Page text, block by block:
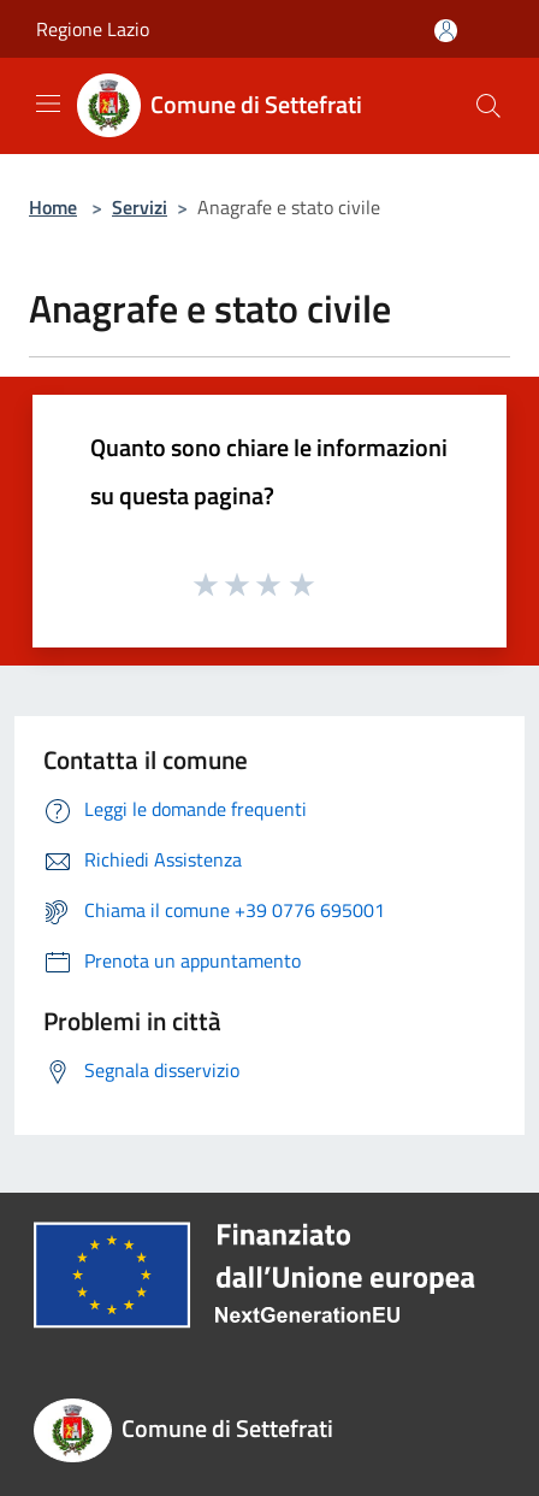
Regione Lazio
Comune di Settefrati
Home > Servizi > Anagrafe e stato civile
Anagrafe e stato civile
Quanto sono chiare le informazioni
su questa pagina?
Contatta il comune
Leggi le domande frequenti
Richiedi Assistenza
Chiama il comune +39 0776 695001
Prenota un appuntamento
Problemi in città
Segnala disservizio
Comune di Settefrati